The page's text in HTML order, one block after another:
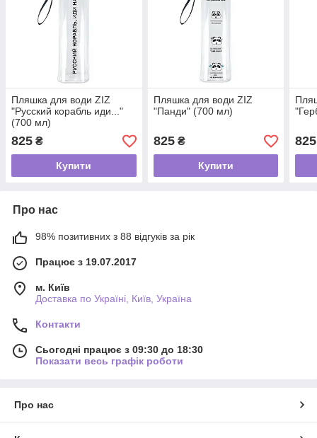
Пляшка для води ZIZ
"Русский корабль иди..."
(700 мл)
825 ₴
Купити
Пляшка для води ZIZ
"Панди" (700 мл)
825₴
Купити
825
Про нас
98% позитивних з 88 відгуків за рік
Працює з 19.07.2017
м. Київ
Доставка по Україні, Київ, Україна
Контакти
Сьогодні працює з 09:30 до 18:30
Показати весь графік роботи
Про нас